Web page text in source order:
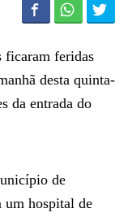
ficaram feridas
desta quinta-
da entrada do
de
um hospital de